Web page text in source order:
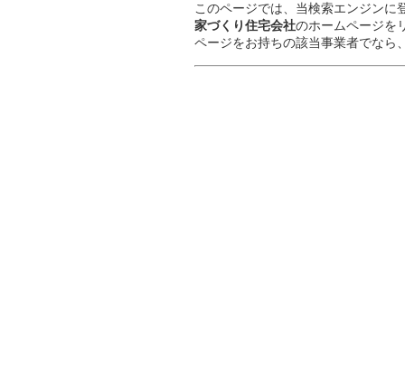
このページでは、当検索エンジンに
家づくり住宅会社のホームページを
ページをお持ちの該当事業者でなら